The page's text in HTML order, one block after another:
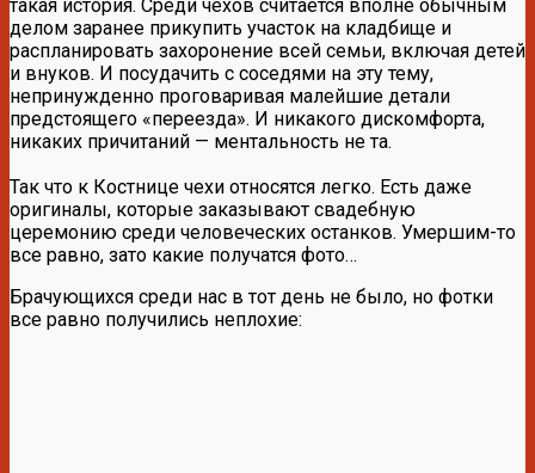
такая история. Среди чехов считается вполне обычным
делом заранее прикупить участок на кладбище и
распланировать захоронение всей семьи, включая детей
и внуков. И посудачить с соседями на эту тему,
непринужденно проговаривая малейшие детали
предстоящего «переезда». И никакого дискомфорта,
никаких причитаний — ментальность не та.
Так что к Костнице чехи относятся легко. Есть даже
оригиналы, которые заказывают свадебную
церемонию среди человеческих останков. Умершим-то
все равно, зато какие получатся фото…
Брачующихся среди нас в тот день не было, но фотки
все равно получились неплохие: